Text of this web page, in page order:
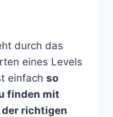
durch das
eines Levels
einfach so
finden mit
richtigen